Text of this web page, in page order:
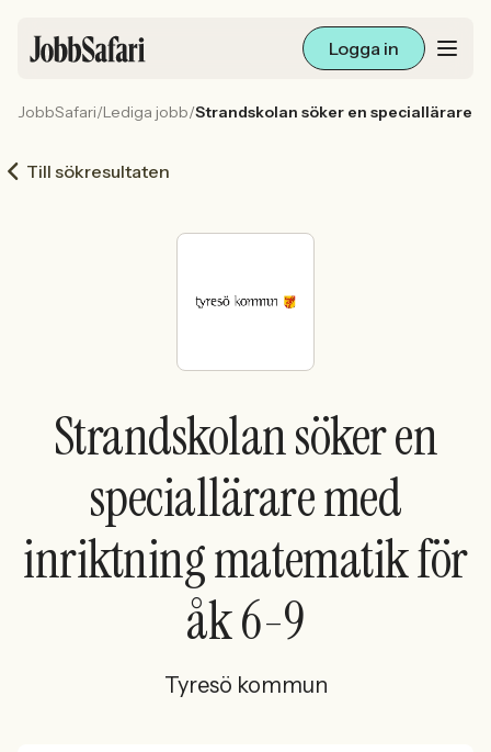
Logga in
Arbetsliv och karriär
För arbetsgivare
Sök med AI
Ny här? Skapa konto
JobbSafari/Lediga jobb/Strandskolan söker en speciallärare
Till sökresultaten
Strandskolan söker en
speciallärare med
inriktning matematik för
åk 6-9
Tyresö kommun